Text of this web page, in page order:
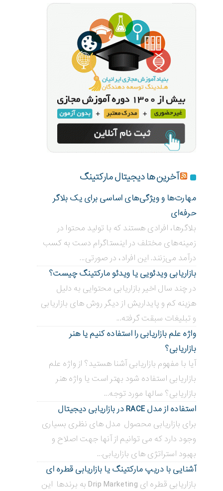
آخرین ها دیجیتال مارکتینگ
مهارت‌ها و ویژگی‌های اساسی برای یک بلاگر
حرفه‌ای
بلاگر‌ها، افرادی هستند که با تولید محتوا در
زمینه‌های مختلف در اینستاگرام دست به کسب
درآمد می‌زنند. این افراد، در صورتی...
بازاریابی ویدئویی ‌یا ویدئو مارکتینگ چیست؟
در چند سال اخیر بازاریابی محتوایی به دلیل
هزینه کم و پایداریش از دیگر روش های بازاریابی
و تبلیغات سبقت گرفته...
واژه علم بازاریابی را استفاده کنیم یا هنر
بازاریابی؟
آیا با مفهوم بازاریابی آشنا هستید؟ از واژه علم
بازاریابی استفاده شود بهتر است یا واژه هنر
بازاریابی؟ سالها مورد توجه...
استفاده از مدل RACE در بازاریابی دیجیتال
برای بازاریابی محصول مدل های نظری بسیاری
وجود دارد که می توانیم از آنها جهت اصلاح و
بهبود استراتژی های بازاریابی...
آشنایی با دریپ مارکتینگ یا بازاریابی قطره ای
بازاریابی قطره ای Drip Marketing به برندها این